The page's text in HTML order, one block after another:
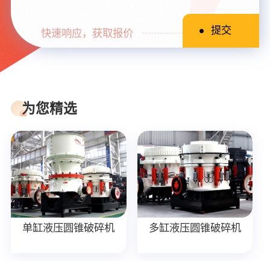
快速响应，获取报价
为您精选
单缸液压圆锥破碎机 多缸液压圆锥破碎机